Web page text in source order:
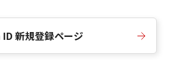
新規登録ページ